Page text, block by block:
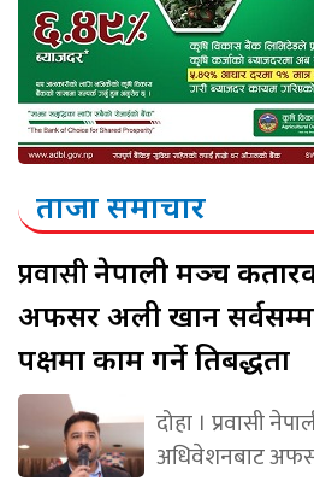
ताजा समाचार
प्रवासीनेपाली मञ्च
अफसर अली खान
पक्षमा काम गर्ने प्रतिबद्धता
दोहा । प्रवासी
अधिवेशनबाट